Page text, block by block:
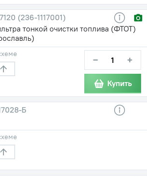
(236-1117001)
тонкой очистки топлива (ФТОТ)
− +
Купить
Б